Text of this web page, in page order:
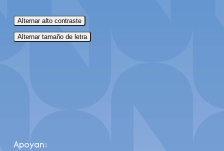
Alternar alto contraste
Alternar tamaño de letra
Apoyan: